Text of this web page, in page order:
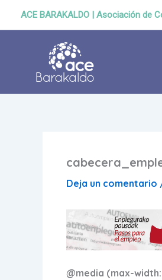
ACE BARAKALDO | Asociación de
Deja un comentario
@media (max-